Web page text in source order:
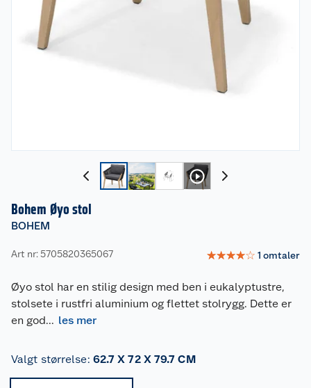
Bohem Øyo stol
BOHEM
Art nr: 5705820365067 ☆☆☆☆☆ 1 omtaler
Øyo stol har en stilig design med ben i eukalyptustre,
stolsete i rustfri aluminium og flettet stolrygg. Dette er
en god... les mer
Valgt størrelse: 62.7 X 72 X 79.7 CM